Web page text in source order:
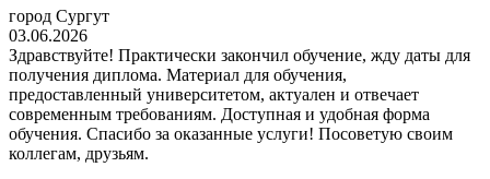
город Сургут
03.06.2026
Здравствуйте! Практически закончил обучение, жду даты для
получения диплома. Материал для обучения,
предоставленный университетом, актуален и отвечает
современным требованиям. Доступная и удобная форма
обучения. Спасибо за оказанные услуги! Посоветую своим
коллегам, друзьям.